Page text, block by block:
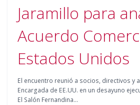
Jaramillo para
Acuerdo
Estados Unidos
El encuentro reunió a socios, directivos y
Encargada de EE.UU. en un desayuno
El Salón Fernandina…